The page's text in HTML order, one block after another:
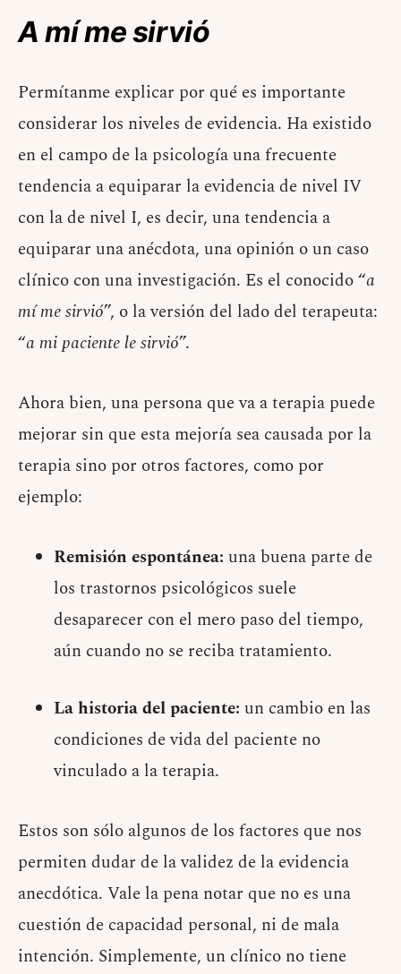
A mí me sirvió
Permítanme explicar por qué es importante
considerar los niveles de evidencia. Ha existido
en el campo de la psicología una frecuente
tendencia a equiparar la evidencia de nivel IV
con la de nivel I, es decir, una tendencia a
equiparar una anécdota, una opinión o un caso
clínico con una investigación. Es el conocido “a
mí me sirvió”, o la versión del lado del terapeuta:
“a mi paciente le sirvió”.
Ahora bien, una persona que va a terapia puede
mejorar sin que esta mejoría sea causada por la
terapia sino por otros factores, como por
ejemplo:
Remisión espontánea: una buena parte de
los trastornos psicológicos suele
desaparecer con el mero paso del tiempo,
aún cuando no se reciba tratamiento.
La historia del paciente: un cambio en las
condiciones de vida del paciente no
vinculado a la terapia.
Estos son sólo algunos de los factores que nos
permiten dudar de la validez de la evidencia
anecdótica. Vale la pena notar que no es una
cuestión de capacidad personal, ni de mala
intención. Simplemente, un clínico no tiene